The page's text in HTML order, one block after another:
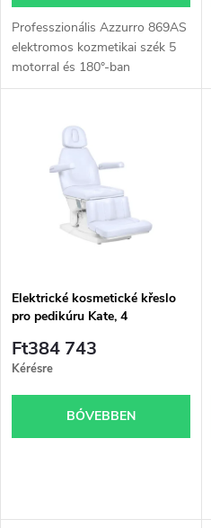
e
n
s
e
l
i
a
Professzionális Azzurro 869AS
elektromos kozmetikai szék 5
motorral és 180°-ban
forgatható üléssel – ideális
testkezelésekhez.
Elektrické kosmetické křeslo
pro pedikúru Kate, 4
barva
Ft384 743
Kérésre
BŐVEBBEN